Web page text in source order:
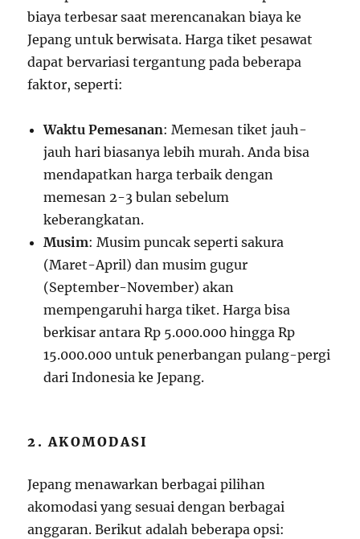
biaya terbesar saat merencanakan biaya ke
Jepang untuk berwisata. Harga tiket pesawat
dapat bervariasi tergantung pada beberapa
faktor, seperti:
Waktu Pemesanan: Memesan tiket jauh-
jauh hari biasanya lebih murah. Anda bisa
mendapatkan harga terbaik dengan
memesan 2-3 bulan sebelum
keberangkatan.
Musim: Musim puncak seperti sakura
(Maret-April) dan musim gugur
(September-November) akan
mempengaruhi harga tiket. Harga bisa
berkisar antara Rp 5.000.000 hingga Rp
15.000.000 untuk penerbangan pulang-pergi
dari Indonesia ke Jepang.
2. AKOMODASI
Jepang menawarkan berbagai pilihan
akomodasi yang sesuai dengan berbagai
anggaran. Berikut adalah beberapa opsi: